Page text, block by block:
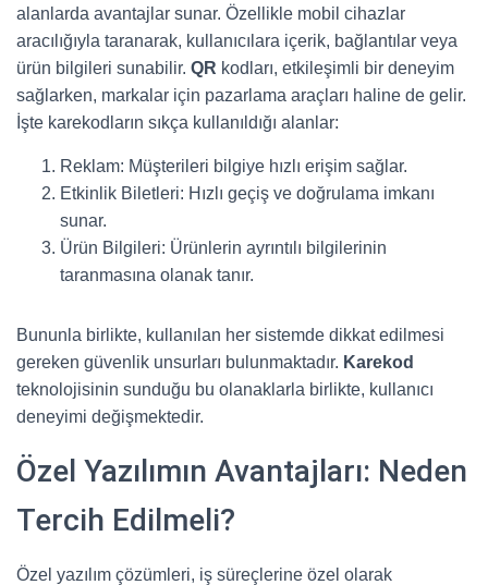
alanlarda avantajlar sunar. Özellikle mobil cihazlar
aracılığıyla taranarak, kullanıcılara içerik, bağlantılar veya
ürün bilgileri sunabilir. QR kodları, etkileşimli bir deneyim
sağlarken, markalar için pazarlama araçları haline de gelir.
İşte karekodların sıkça kullanıldığı alanlar:
Reklam: Müşterileri bilgiye hızlı erişim sağlar.
Etkinlik Biletleri: Hızlı geçiş ve doğrulama imkanı
sunar.
Ürün Bilgileri: Ürünlerin ayrıntılı bilgilerinin
taranmasına olanak tanır.
Bununla birlikte, kullanılan her sistemde dikkat edilmesi
gereken güvenlik unsurları bulunmaktadır. Karekod
teknolojisinin sunduğu bu olanaklarla birlikte, kullanıcı
deneyimi değişmektedir.
Özel Yazılımın Avantajları: Neden
Tercih Edilmeli?
Özel yazılım çözümleri, iş süreçlerine özel olarak